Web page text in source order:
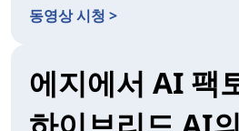
동영상 시청 >
에지에서 AI 팩